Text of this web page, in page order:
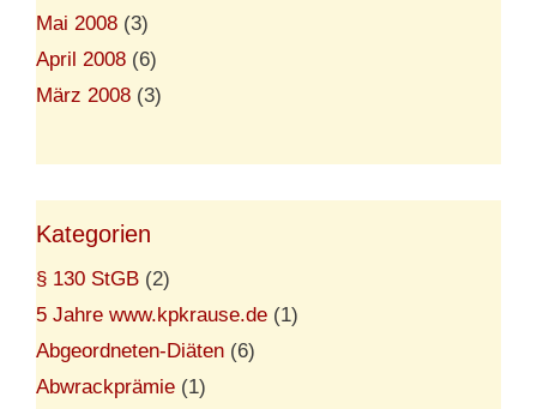
Mai 2008 (3)
April 2008 (6)
März 2008 (3)
Kategorien
§ 130 StGB (2)
5 Jahre www.kpkrause.de (1)
Abgeordneten-Diäten (6)
Abwrackprämie (1)